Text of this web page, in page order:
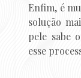
Enfim, é
solução
pele sabe
esse